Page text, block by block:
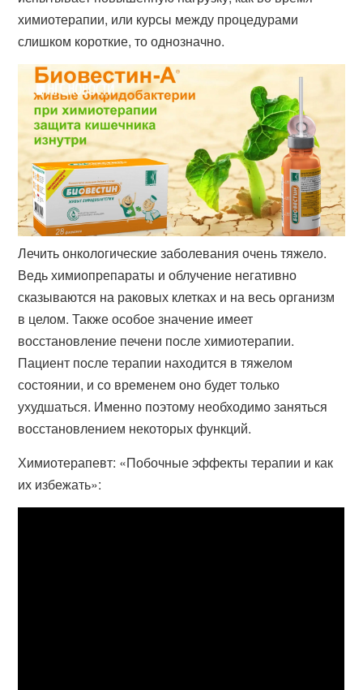
химиотерапии, или курсы между процедурами
слишком короткие, то однозначно.
Лечить онкологические заболевания очень тяжело.
Ведь химиопрепараты и облучение негативно
сказываются на раковых клетках и на весь организм
в целом. Также особое значение имеет
восстановление печени после химиотерапии.
Пациент после терапии находится в тяжелом
состоянии, и со временем оно будет только
ухудшаться. Именно поэтому необходимо заняться
восстановлением некоторых функций.
Химиотерапевт: «Побочные эффекты терапии и как
их избежать»: